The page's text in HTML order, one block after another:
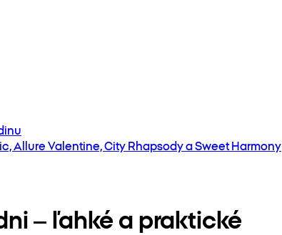
Allure Valentine, City Rhapsody a Sweet Harmony
– ľahké a praktické